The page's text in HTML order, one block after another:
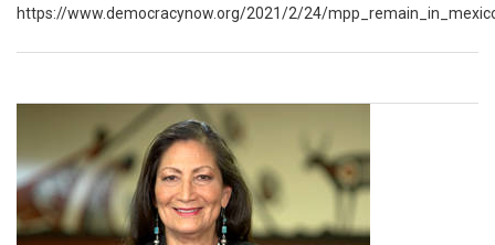
https://www.democracynow.org/2021/2/24/